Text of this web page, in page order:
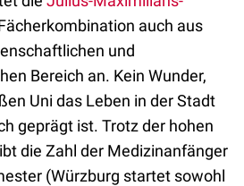
auch aus
und
Bereich an. Kein Wunder,
Uni das Leben in der Stadt
geprägt ist. Trotz der hohen
die Zahl der Medizinanfänger
(Würzburg startet sowohl